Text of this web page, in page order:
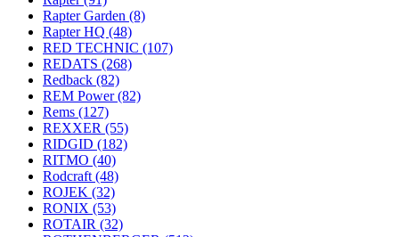
Rapter Garden (8)
Rapter HQ (48)
RED TECHNIC (107)
REDATS (268)
Redback (82)
REM Power(82)
Rems (127)
REXXER (55)
RIDGID (182)
RITMO (40)
Rodcraft (48)
ROJEK (32)
RONIX (53)
ROTAIR (32)